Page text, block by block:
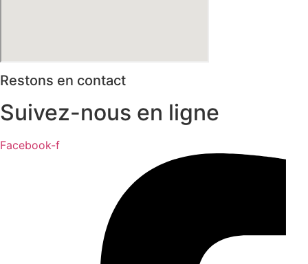
Restons en contact
Suivez-nous en ligne
Facebook-f